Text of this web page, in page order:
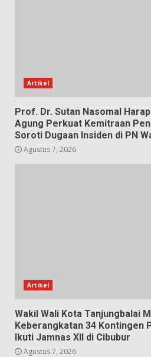
Artikel
Prof. Dr. Sutan Nasomal
Agung Perkuat Kemitraan
Soroti Dugaan Insiden di PN
Agustus 7, 2026
Artikel
Wakil Wali Kota Tanjungbalai
Keberangkatan 34 Kontingen
Ikuti Jamnas XII di Cibubur
Agustus 7, 2026